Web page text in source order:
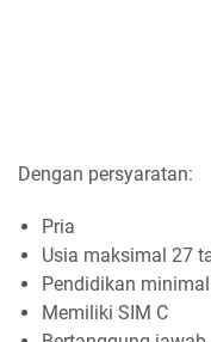
Dengan persyaratan:
Pria
Usia maksimal 27
Pendidikan
Memiliki SIM C